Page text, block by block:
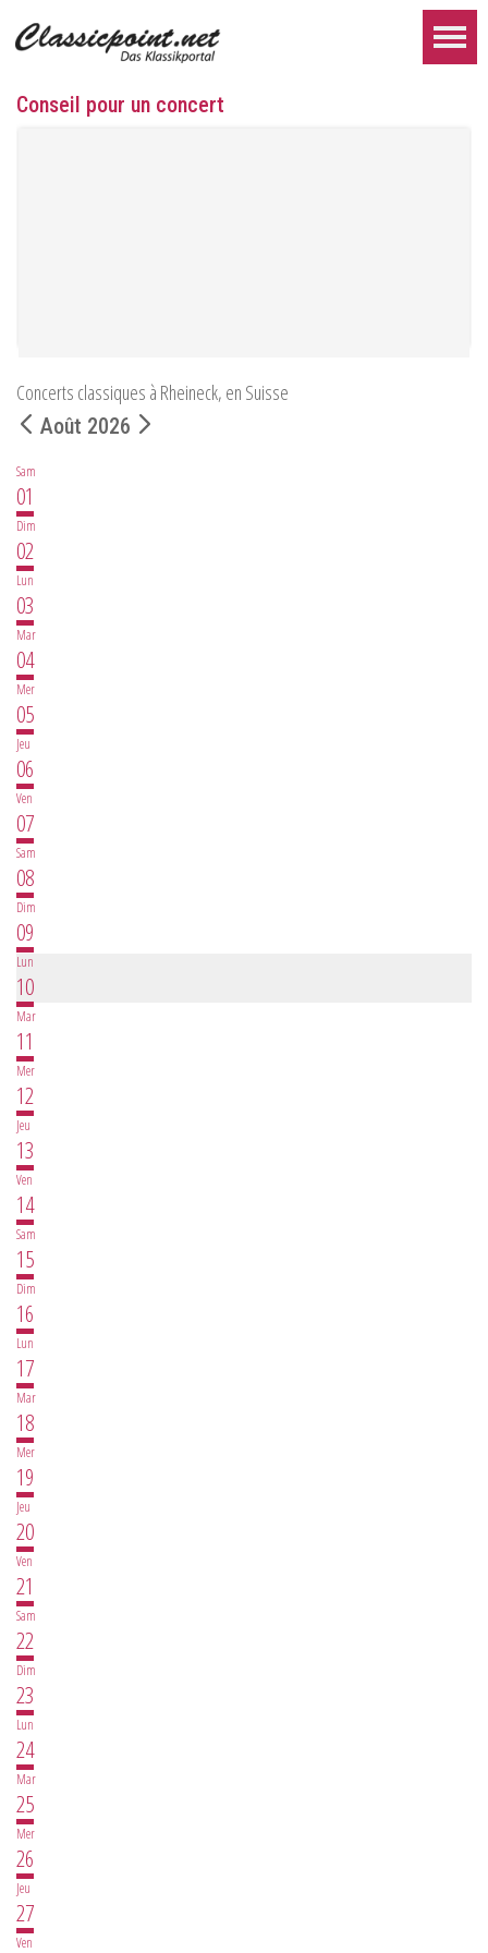
Conseil pour un concert
Botvinov et ses amis
5 octobre, Kleine Tonhalle, 19h30 :
Concerts classiques à Rheineck, en Suisse
Août 2026
Sam
01
Dim
02
Lun
03
Mar
04
Mer
05
Jeu
06
Ven
07
Sam
08
Dim
09
Lun
10
Mar
11
Mer
12
Jeu
13
Ven
14
Sam
15
Dim
16
Lun
17
Mar
18
Mer
19
Jeu
20
Ven
21
Sam
22
Dim
23
Lun
24
Mar
25
Mer
26
Jeu
27
Ven